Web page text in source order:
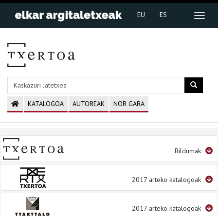
EU ES
KATALOGOA AUTOREAK NOR GARA
Bildumak
2017 arteko katalogoak
2017 arteko katalogoak